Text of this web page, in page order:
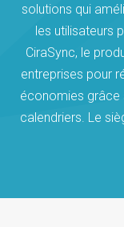
solutions qui
les utilisateurs
CiraSync, le
entreprises pour
économies
calendriers. Le